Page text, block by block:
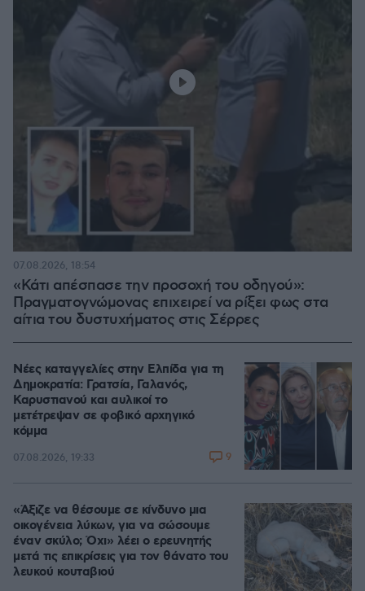
«Κάτι απέσπασε την προσοχή του οδηγού»:
Πραγματογνώμονας επιχειρεί να ρίξει φως στα
αίτια του δυστυχήματος στις Σέρρες
07.08.2026, 18:54
Νέες καταγγελίες στην Ελπίδα για τη
Δημοκρατία: Γρατσία, Γαλανός,
Καρυστιανού και αυλικοί το
μετέτρεψαν σε φοβικό αρχηγικό
κόμμα
07.08.2026, 19:33 9
«Άξιζε να θέσουμε σε κίνδυνο μια
οικογένεια λύκων, για να σώσουμε
έναν σκύλο; Όχι» λέει ο ερευνητής
μετά τις επικρίσεις για τον θάνατο του
λευκού κουταβιού